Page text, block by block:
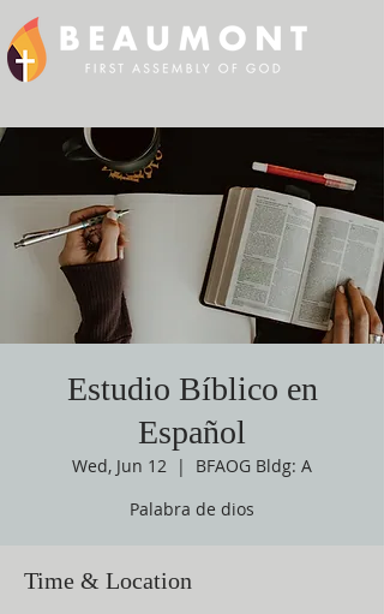
Estudio Bíblico en
Español
Wed, Jun 12
  |
BFAOG Bldg: A
Palabra de dios
Time & Location